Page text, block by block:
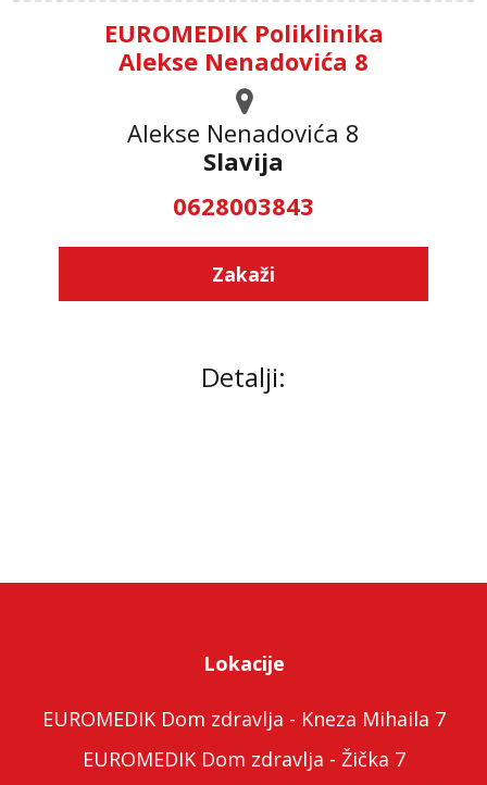
EUROMEDIK Poliklinika
Alekse Nenadovića 8
Alekse Nenadovića 8
Slavija
0628003843
Zakaži
Detalji:
Lokacije
EUROMEDIK Dom zdravlja - Kneza Mihaila 7
EUROMEDIK Dom zdravlja - Žička 7